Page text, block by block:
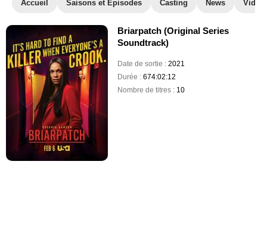
Accueil Saisons et Episodes Casting News
Briarpatch (Original Series
Soundtrack)
Date de sortie :2021
Durée :674:02:12
Nombre de titres : 10